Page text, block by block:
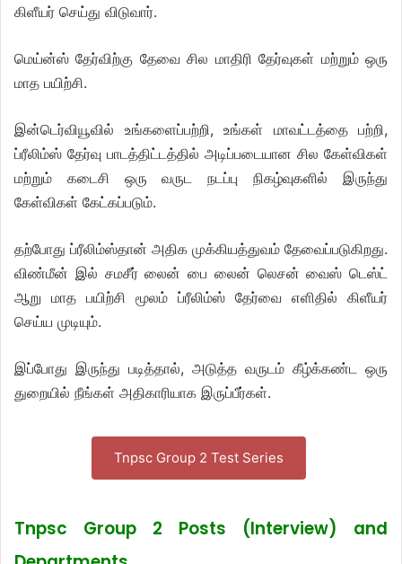
கிளீயர் செய்து விடுவார்.
மெய்ன்ஸ் தேர்விற்கு தேவை சில மாதிரி தேர்வுகள் மற்றும் ஒரு
மாத பயிற்சி.
இன்டெர்வியூவில் உங்களைப்பற்றி, உங்கள் மாவட்டத்தை பற்றி,
ப்ரீலிம்ஸ் தேர்வு பாடத்திட்டத்தில் அடிப்படையான சில கேள்விகள்
மற்றும் கடைசி ஒரு வருட நடப்பு நிகழ்வுகளில் இருந்து
கேள்விகள் கேட்கப்படும்.
தற்போது ப்ரீலிம்ஸ்தான் அதிக முக்கியத்துவம் தேவைப்படுகிறது.
விண்மீன் இல் சமசீர் லைன் பை லைன் லெசன் வைஸ் டெஸ்ட்
ஆறு மாத பயிற்சி மூலம் ப்ரீலிம்ஸ் தேர்வை எளிதில் கிளீயர்
செய்ய முடியும்.
இப்போது இருந்து படித்தால், அடுத்த வருடம் கீழ்க்கண்ட ஒரு
துறையில் நீங்கள் அதிகாரியாக இருப்பீர்கள்.
Tnpsc Group 2 Test Series
Tnpsc Group 2 Posts (Interview) and